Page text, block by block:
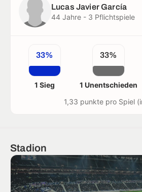
Lucas Javier García
44 Jahre - 3 Pflichtspiele
33%
1 Sieg
33%
1 Unentschieden
1,33 punkte pro Spiel
Stadion